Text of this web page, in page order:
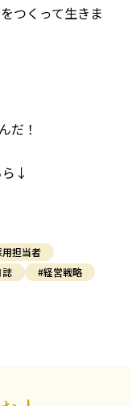
つくって生きま
だ！
ら↓
担当者
誌
#経営戦略